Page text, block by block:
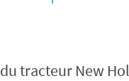
tracteur New